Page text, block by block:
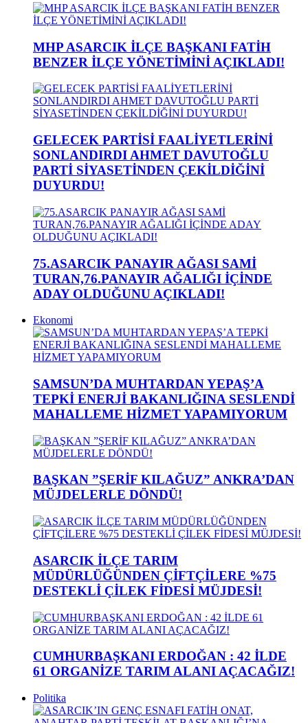
MHP ASARCIK İLÇE BAŞKANI FATİH
BENZER İLÇE YÖNETİMİNİ AÇIKLADI!
GELECEK PARTİSİ FAALİYETLERİNİ
SONLANDIRDI AHMET DAVUTOĞLU
PARTİ SİYASETİNDEN ÇEKİLDİĞİNİ
DUYURDU!
75.ASARCIK PANAYIR AĞASI SAMİ
TURAN,76.PANAYIR AĞALIĞI İÇİNDE
ADAY OLDUĞUNU AÇIKLADI!
Ekonomi
SAMSUN’DA MUHTARDAN YEPAŞ’A
TEPKİ ENERJİ BAKANLIĞINA SESLENDİ
MAHALLEME HİZMET YAPAMIYORUM
BAŞKAN ”ŞERİF KILAĞUZ” ANKRA’DAN
MÜJDELERLE DÖNDÜ!
ASARCIK İLÇE TARIM
MÜDÜRLÜĞÜNDEN ÇİFTÇİLERE %75
DESTEKLİ ÇİLEK FİDESİ MÜJDESİ!
CUMHURBAŞKANI ERDOĞAN : 42 İLDE
61 ORGANİZE TARIM ALANI AÇACAĞIZ!
Politika